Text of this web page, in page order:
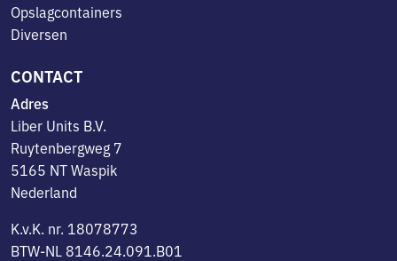
Opslagcontainers
Diversen
CONTACT
Adres
Liber Units B.V.
Ruytenbergweg 7
5165 NT Waspik
Nederland
K.v.K. nr. 18078773
BTW-NL 8146.24.091.B01